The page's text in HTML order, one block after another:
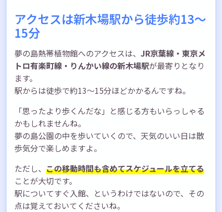
アクセスは新木場駅から徒歩約13〜
15分
夢の島熱帯植物館へのアクセスは、 JR京葉線・東京メ
トロ有楽町線・りんかい線の新木場駅が最寄りとなり
ます。
駅からは徒歩で約13〜15分ほどかかるんですね。
「思ったより歩くんだな」と感じる方もいらっしゃる
かもしれませんね。
夢の島公園の中を歩いていくので、天気のいい日は散
歩気分で楽しめますよ。
ただし、 この移動時間も含めてスケジュールを立てる
ことが大切です。
駅についてすぐ入館、というわけではないので、その
点は覚えておいてくださいね。